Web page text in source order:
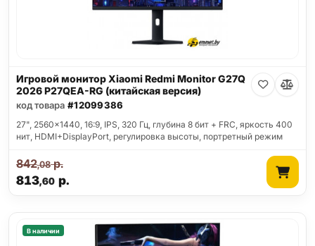
Игровой монитор Xiaomi Redmi Monitor G27Q
2026 P27QEA-RG (китайская версия)
код товара #12099386
27", 2560x1440, 16:9, IPS, 320 Гц, глубина 8 бит + FRC, яркость 400
нит, HDMI+DisplayPort, регулировка высоты, портретный режим
813,60р.
842,08р.
В наличии